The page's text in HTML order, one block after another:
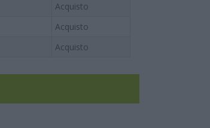
Acquisto
Acquisto
Acquisto